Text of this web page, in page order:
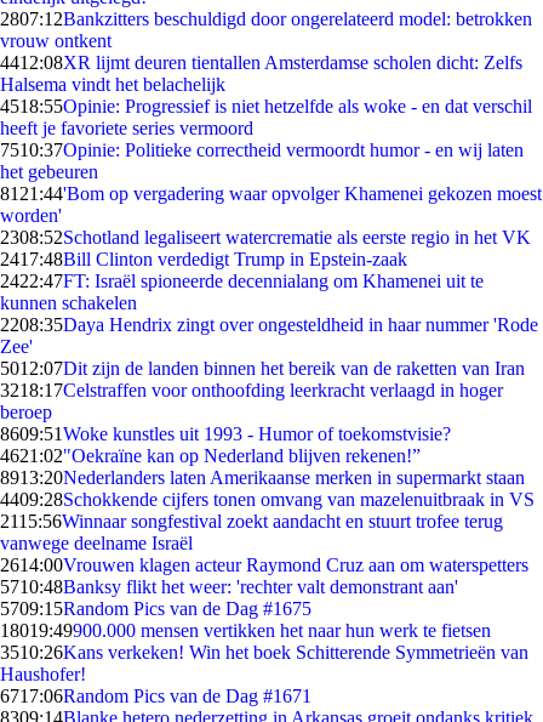
2807:12Bankzitters beschuldigd door ongerelateerd model: betrokken
vrouw ontkent
4412:08XR lijmt deuren tientallen Amsterdamse scholen dicht: Zelfs
Halsema vindt het belachelijk
4518:55Opinie: Progressief is niet hetzelfde als woke - en dat verschil
heeft je favoriete series vermoord
7510:37Opinie: Politieke correctheid vermoordt humor - en wij laten
het gebeuren
81 21:44'Bom op vergadering waar opvolger Khamenei gekozen moest
worden'
2308:52Schotland legaliseert watercrematie als eerste regio in het VK
2417:48Bill Clinton verdedigt Trump in Epstein-zaak
2422:47FT: Israël spioneerde decennialang om Khamenei uit te
kunnen schakelen
2208:35Daya Hendrix zingt over ongesteldheid in haar nummer 'Rode
Zee'
5012:07Dit zijn de landen binnen het bereik van de raketten van Iran
3218:17Celstraffen voor onthoofding leerkracht verlaagd in hoger
beroep
8609:51Woke kunstles uit 1993 - Humor of toekomstvisie?
4621:02"Oekraïne kan op Nederland blijven rekenen!”
8913:20Nederlanders laten Amerikaanse merken in supermarkt staan
4409:28Schokkende cijfers tonen omvang van mazelenuitbraak in VS
2115:56Winnaar songfestival zoekt aandacht en stuurt trofee terug
vanwege deelname Israël
2614:00Vrouwen klagen acteur Raymond Cruz aan om waterspetters
5710:48Banksy flikt het weer: 'rechter valt demonstrant aan'
5709:15Random Pics van de Dag #1675
18019:49900.000 mensen vertikken het naar hun werk te fietsen
3510:26Kans verkeken! Win het boek Schitterende Symmetrieën van
Haushofer!
6717:06Random Pics van de Dag #1671
8309:14Blanke hetero nederzetting in Arkansas groeit ondanks kritiek